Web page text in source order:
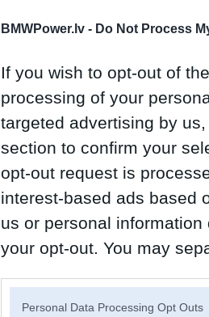
BMWPower.lv - Do Not Process
If you wish to opt-out of
processing of your
targeted advertising by
section to confirm your
opt-out request is
interest-based ads based
us or personal
your opt-out. You may
Personal Data Processing Opt Outs